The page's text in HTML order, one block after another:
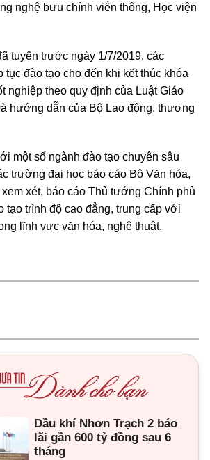
nghệ bưu chính viễn thông, Học viện
tuyển trước ngày 1/7/2019, các
đào tạo cho đến khi kết thúc khóa
nghiệp theo quy định của Luật Giáo
hướng dẫn của Bộ Lao động, thương
một số ngành đào tạo chuyên sâu
trường đại học báo cáo Bộ Văn hóa,
xét, báo cáo Thủ tướng Chính phủ
tạo trình độ cao đẳng, trung cấp với
lĩnh vực văn hóa, nghệ thuật.
Dầu khí Nhơn Trạch 2 báo
lãi gần 600 tỷ đồng sau 6
tháng